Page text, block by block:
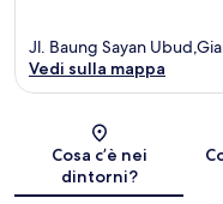
Jl. Baung Sayan
Vedi sulla mappa
Cosa c’è nei
dintorni?